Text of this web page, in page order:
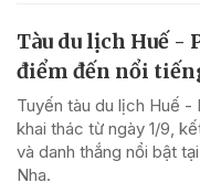
Tàu du lịch Huế -
điểm đến nổi
Tuyến tàu du lịch Huế
khai thác từ ngày 1/9,
và danh thắng nổi bật
Nha.